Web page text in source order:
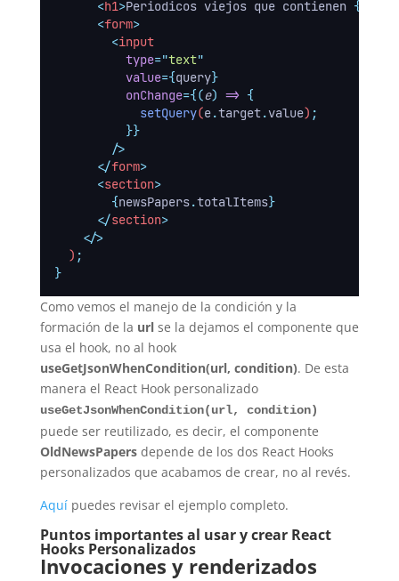
<h1>Periodicos viejos que contienen {
<form>
<input
type="text"
value={query}
onChange={(e) => {
setQuery(e.target.value) ;
}}
        />
</form>
<section>
{newsPapers.totalItems}
</section>
</>
  )
;
}
Como vemos el manejo de la condición y la
formación de la urlse la dejamos el componente que
usa el hook, no al hook
useGetJsonWhenCondition(url, condition). De esta
manera el React Hook personalizado
useGetJsonWhenCondition(url, condition)
puede ser reutilizado, es decir, el componente
OldNewsPapersdepende de los dos React Hooks
personalizados que acabamos de crear, no al revés.
Aquípuedes revisar el ejemplo completo.
Puntos importantes al usar y crear React
Hooks Personalizados
Invocaciones y renderizados